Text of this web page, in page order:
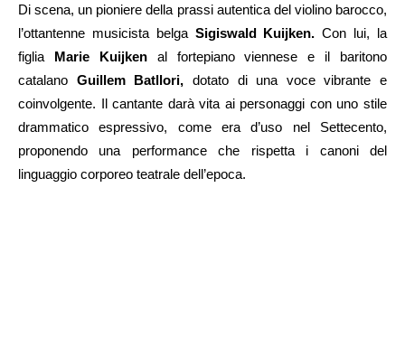
Di scena, un pioniere della prassi autentica del violino barocco,
l’ottantenne musicista belga Sigiswald Kuijken. Con lui, la
figlia Marie Kuijkenal fortepiano viennese e il baritono
catalano Guillem Batllori, dotato di una voce vibrante e
coinvolgente. Il cantante darà vita ai personaggi con uno stile
drammatico espressivo, come era d’uso nel Settecento,
proponendo una performance che rispetta i canoni del
linguaggio corporeo teatrale dell’epoca.